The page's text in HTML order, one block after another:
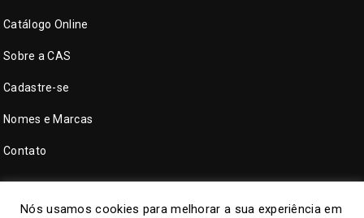
Catálogo Online
Sobre a CAS
Cadastre-se
Nomes e Marcas
Contato
Nós usamos cookies para melhorar a sua experiência em